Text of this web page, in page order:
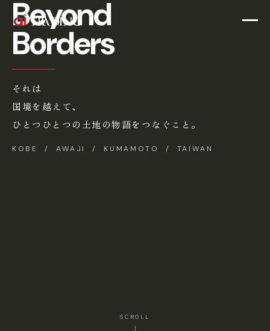
Beyond
Borders
それは
国境を越えて、
ひとつひとつの土地の物語をつなぐこと。
KOBE / AWAJI / KUMAMOTO / TAIWAN
SCROLL